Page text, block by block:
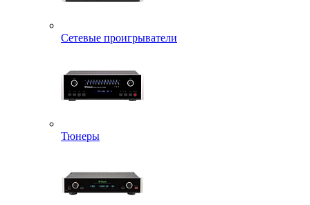
Сетевые проигрыватели
Тюнеры